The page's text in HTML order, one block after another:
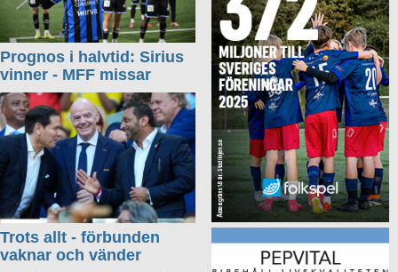
Prognos i halvtid: Sirius
vinner - MFF missar
Trots allt - förbunden
vaknar och vänder